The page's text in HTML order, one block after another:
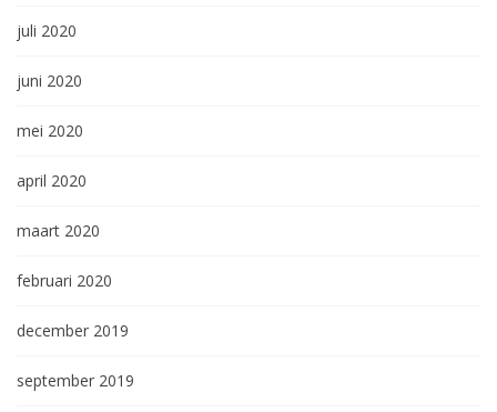
juli 2020
juni 2020
mei 2020
april 2020
maart 2020
februari 2020
december 2019
september 2019